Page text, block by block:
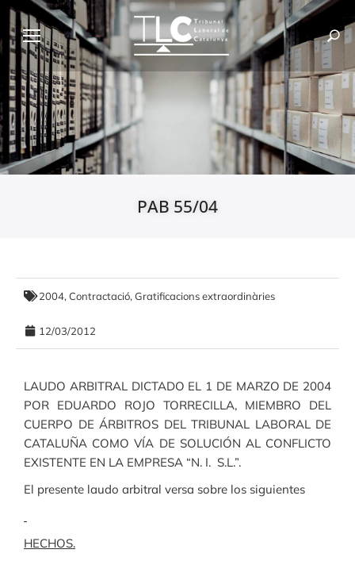
PAB 55/04
2004, Contractació, Gratificacions extraordinàries
12/03/2012
LAUDO ARBITRAL DICTADO EL 1 DE MARZO DE 2004
POR EDUARDO ROJO TORRECILLA, MIEMBRO DEL
CUERPO DE ÁRBITROS DEL TRIBUNAL LABORAL DE
CATALUÑA COMO VÍA DE SOLUCIÓN AL CONFLICTO
EXISTENTE EN LA EMPRESA “N. I. S.L.”.
El presente laudo arbitral versa sobre los siguientes
HECHOS.